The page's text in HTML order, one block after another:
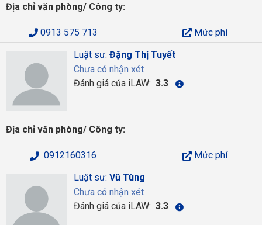
Địa chỉ văn phòng/ Công ty:
0913 575 713
Mức phí
Luật sư: Đặng Thị Tuyết
Chưa có nhận xét
Đánh giá của iLAW: 3.3
Địa chỉ văn phòng/ Công ty:
0912160316
Mức phí
Luật sư: Vũ Tùng
Chưa có nhận xét
Đánh giá của iLAW: 3.3